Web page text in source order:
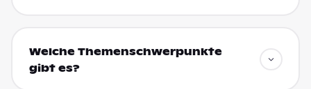
Welche Themenschwerpunkte
gibt es?